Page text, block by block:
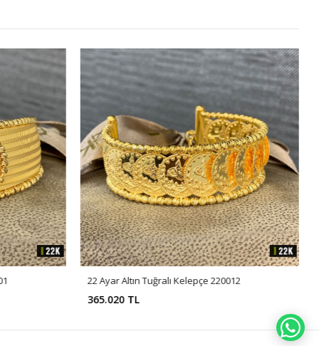
22 Ayar Altın Tuğralı Kelepçe 220012
365.020 TL